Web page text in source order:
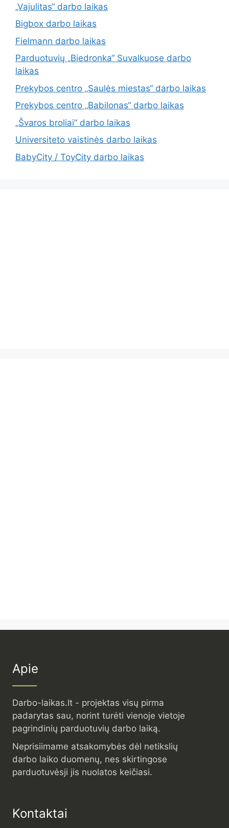
„Vajulitas“ darbo laikas
Bigbox darbo laikas
Fielmann darbo laikas
Parduotuvių „Biedronka“ Suvalkuose darbo
laikas
Prekybos centro „Saulės miestas“ darbo laikas
Prekybos centro „Babilonas“ darbo laikas
„Švaros broliai“ darbo laikas
Universiteto vaistinės darbo laikas
BabyCity / ToyCity darbo laikas
Apie
Darbo-laikas.lt - projektas visų pirma
padarytas sau, norint turėti vienoje vietoje
pagrindinių parduotuvių darbo laiką.
Neprisiimame atsakomybės dėl netikslių
darbo laiko duomenų, nes skirtingose
parduotuvėsji jis nuolatos keičiasi.
Kontaktai